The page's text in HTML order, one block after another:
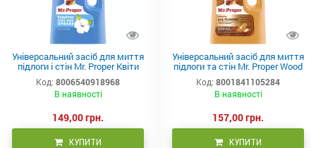
Універсальний засіб для миття
підлоги і стін Mr. Proper Квіти
бавовни 1 л
Код: 8006540918968
В наявності
149,00 грн.
КУПИТИ
Універсальний засіб для миття
підлоги та стін Mr. Proper Wood
Floor з олією апельсинової
цедри 1 л
Код: 8001841105284
В наявності
157,00 грн.
КУПИТИ